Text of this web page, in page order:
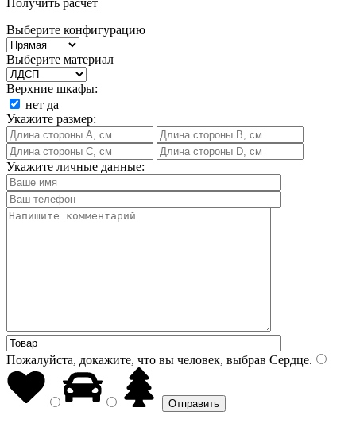
Выберите конфигурацию
Выберите материал
Верхние шкафы:
нет да
Укажите размер:
Укажите личные данные:
Пожалуйста, докажите, что вы человек, выбрав Сердце.